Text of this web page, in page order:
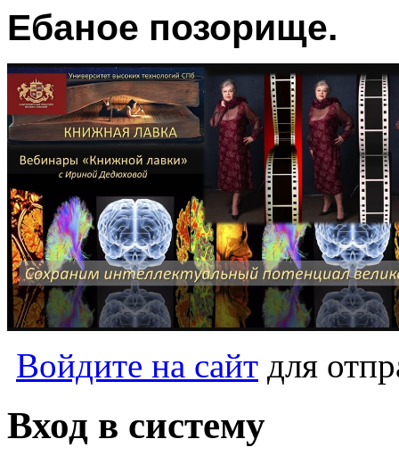
Ебаное позорище.
Войдите на сайт для
Вход в систему